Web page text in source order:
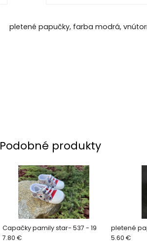
pletené papučky, farba modrá,
Podobné produkty
Capačky pamily star- 537 - 19
7.80 €
pletené
5.60 €